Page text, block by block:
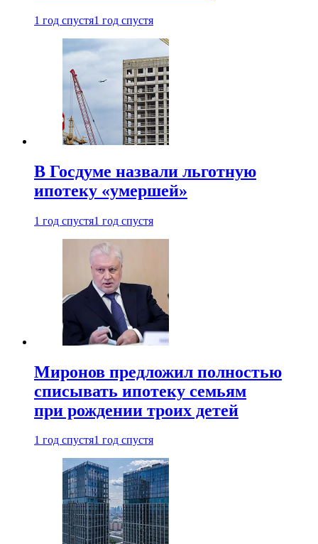
1 год спустя1 год спустя
В Госдуме назвали льготную
ипотеку «умершей»
1 год спустя1 год спустя
Миронов предложил полностью
списывать ипотеку семьям
при рождении троих детей
1 год спустя1 год спустя